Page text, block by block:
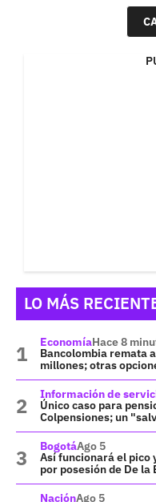
LO MÁS
EconomíaHace 8
Bancolombia remata
millones; otras
Información de
Único caso para
Colpensiones; un
BogotáAgo 5
Así funcionará el pico
por posesión de De la
NaciónAgo 5